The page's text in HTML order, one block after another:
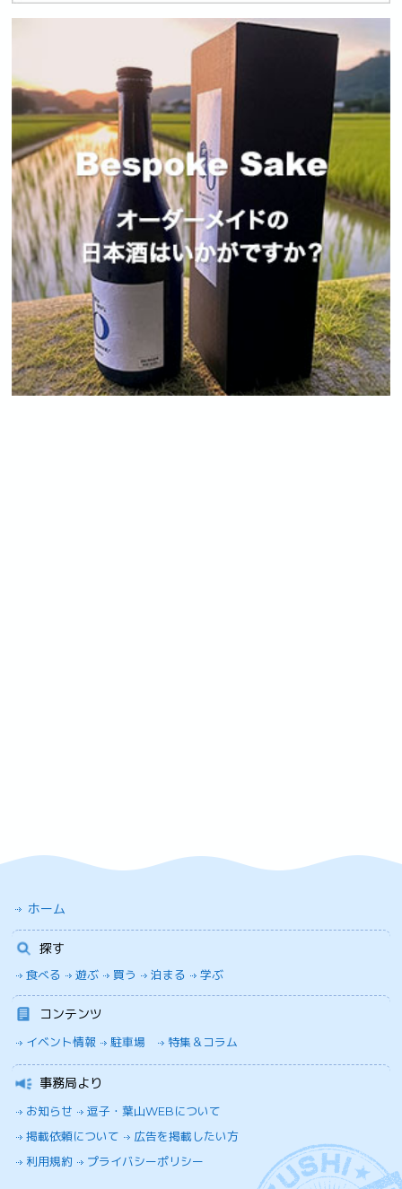
ホーム
探す
食べる 遊ぶ 買う 泊まる 学ぶ
コンテンツ
イベント情報 駐車場 特集＆コラム
事務局より
お知らせ
逗子・葉山WEBについて
掲載依頼について
広告を掲載したい方
利用規約
プライバシーポリシー